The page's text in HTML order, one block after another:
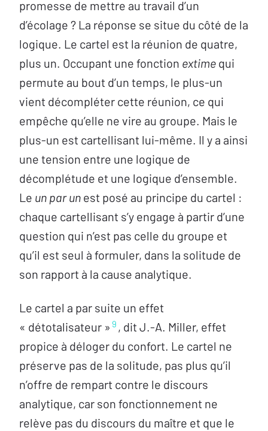
promesse de mettre au travail d’un
d’écolage ? La réponse se situe du côté de la
logique. Le cartel est la réunion de quatre,
plus un. Occupant une fonction extime qui
permute au bout d’un temps, le plus-un
vient décompléter cette réunion, ce qui
empêche qu’elle ne vire au groupe. Mais le
plus-un est cartellisant lui-même. Il y a ainsi
une tension entre une logique de
décomplétude et une logique d’ensemble.
Le un par un est posé au principe du cartel :
chaque cartellisant s’y engage à partir d’une
question qui n’est pas celle du groupe et
qu’il est seul à formuler, dans la solitude de
son rapport à la cause analytique.
Le cartel a par suite un effet
« détotalisateur » 9 , dit J.-A. Miller, effet
propice à déloger du confort. Le cartel ne
préserve pas de la solitude, pas plus qu’il
n’offre de rempart contre le discours
analytique, car son fonctionnement ne
relève pas du discours du maître et que le